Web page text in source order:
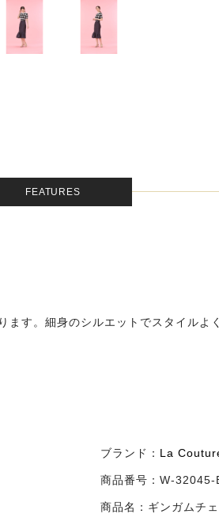
FEATURES
す。細身のシルエットでスタイル
ブランド： La
商品番号： W-32045-
商品名： ギンガムチ